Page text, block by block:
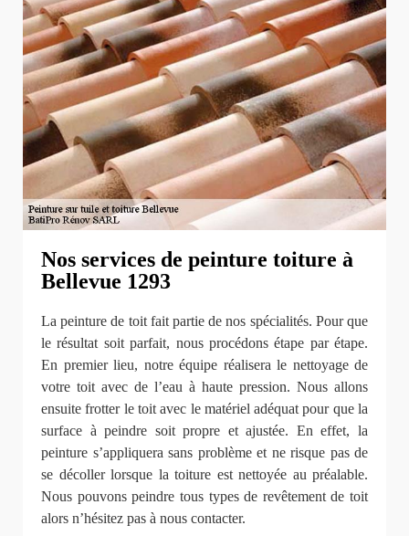
Nos services de peinture toiture à
Bellevue 1293
La peinture de toit fait partie de nos spécialités. Pour que
le résultat soit parfait, nous procédons étape par étape.
En premier lieu, notre équipe réalisera le nettoyage de
votre toit avec de l’eau à haute pression. Nous allons
ensuite frotter le toit avec le matériel adéquat pour que la
surface à peindre soit propre et ajustée. En effet, la
peinture s’appliquera sans problème et ne risque pas de
se décoller lorsque la toiture est nettoyée au préalable.
Nous pouvons peindre tous types de revêtement de toit
alors n’hésitez pas à nous contacter.